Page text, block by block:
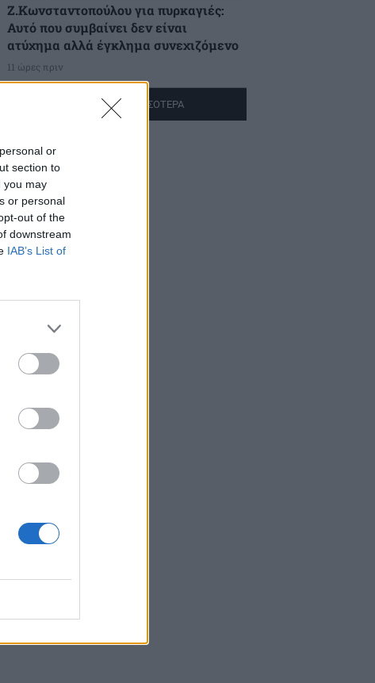
or
section to
you may
or personal
out of the
downstream
IAB’s List of
Ζ.Κωνσταντοπούλου για πυρκαγιές:
Αυτό που συμβαίνει δεν είναι
ατύχημα αλλά έγκλημα συνεχιζόμενο
11 ώρες πριν
ΔΙΑΒΑΣΤΕ ΠΕΡΙΣΣΟΤΕΡΑ